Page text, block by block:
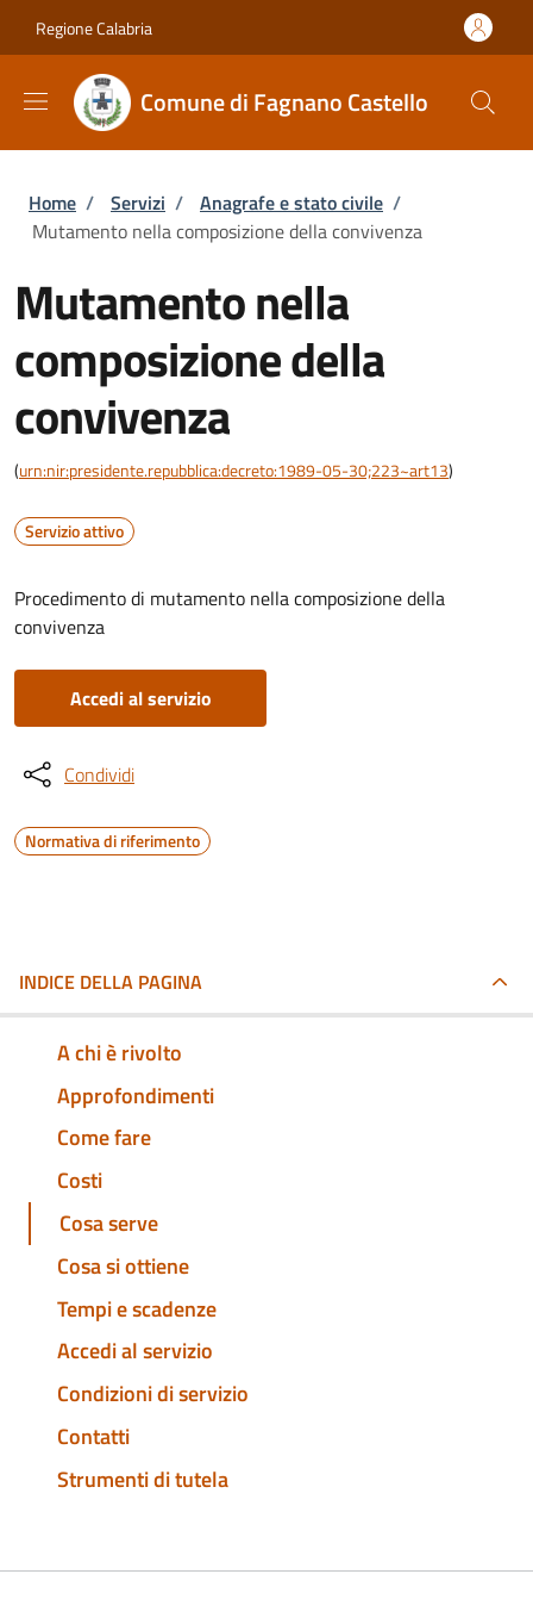
Regione Calabria
Comune di Fagnano Castello
Briciole di pane
Home / Servizi / Anagrafe e stato civile /
Mutamento nella composizione della convivenza
Mutamento nella
composizione della
convivenza
(urn:nir:presidente.repubblica:decreto:1989-05-30;223~art13)
Servizio attivo
Procedimento di mutamento nella composizione della
convivenza
Accedi al servizio
Condividi
Normativa di riferimento
INDICE DELLA PAGINA
A chi è rivolto
Approfondimenti
Come fare
Costi
Cosa serve
Cosa si ottiene
Tempi e scadenze
Accedi al servizio
Condizioni di servizio
Contatti
Strumenti di tutela